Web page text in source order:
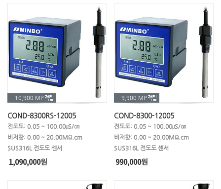
10,900 MP 적립
COND-8300RS-12005
전도도: 0.05 ~ 100.00μS/㎝
비저항: 0.00 ~ 20.00MΩ.cm
SUS316L 전도도 센서
1,090,000원
9,900 MP 적립
COND-8300-12005
전도도: 0.05 ~ 100.00μS/㎝
비저항: 0.00 ~ 20.00MΩ.cm
SUS316L 전도도 센서
990,000원